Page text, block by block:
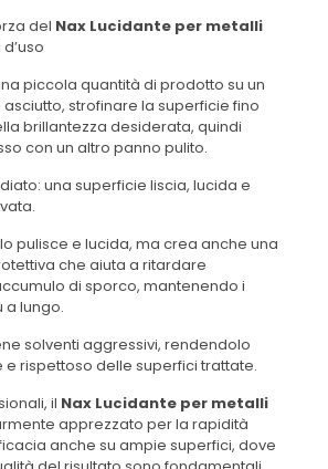
del Nax Lucidante per metalli
piccola quantità di prodotto su un
strofinare la superficie fino
brillantezza desiderata, quindi
con un altro panno pulito.
una superficie liscia, lucida e
pulisce e lucida, ma crea anche una
che aiuta a ritardare
di sporco, mantenendo i
a lungo.
solventi aggressivi, rendendolo
e rispettoso delle superfici trattate.
il Nax Lucidante per metalli
apprezzato per la rapidità
anche su ampie superfici, dove